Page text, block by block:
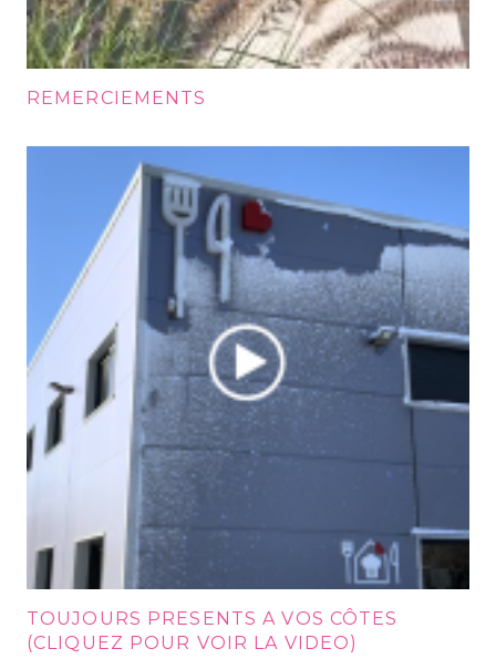
REMERCIEMENTS
TOUJOURS PRESENTS A VOS CÔTES
(CLIQUEZ POUR VOIR LA VIDEO)